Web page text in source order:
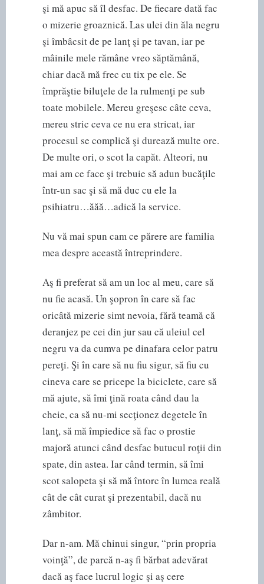
şi mă apuc să îl desfac. De fiecare dată fac
o mizerie groaznică. Las ulei din ăla negru
şi îmbâcsit de pe lanţ şi pe tavan, iar pe
mâinile mele rămâne vreo săptămână,
chiar dacă mă frec cu tix pe ele. Se
împrăştie biluţele de la rulmenţi pe sub
toate mobilele. Mereu greşesc câte ceva,
mereu stric ceva ce nu era stricat, iar
procesul se complică şi durează multe ore.
De multe ori, o scot la capăt. Alteori, nu
mai am ce face şi trebuie să adun bucăţile
într-un sac şi să mă duc cu ele la
psihiatru…ăăă…adică la service.
Nu vă mai spun cam ce părere are familia
mea despre această întreprindere.
Aş fi preferat să am un loc al meu, care să
nu fie acasă. Un şopron în care să fac
oricâtă mizerie simt nevoia, fără teamă că
deranjez pe cei din jur sau că uleiul cel
negru va da cumva pe dinafara celor patru
pereţi. Şi în care să nu fiu sigur, să fiu cu
cineva care se pricepe la biciclete, care să
mă ajute, să îmi ţină roata când dau la
cheie, ca să nu-mi secţionez degetele în
lanţ, să mă împiedice să fac o prostie
majoră atunci când desfac butucul roţii din
spate, din astea. Iar când termin, să îmi
scot salopeta şi să mă întorc în lumea reală
cât de cât curat şi prezentabil, dacă nu
zâmbitor.
Dar n-am. Mă chinui singur, “prin propria
voinţă”, de parcă n-aş fi bărbat adevărat
dacă aş face lucrul logic şi aş cere